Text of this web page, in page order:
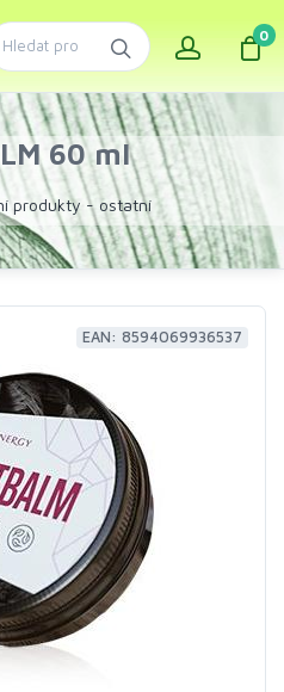
0
60 ml
produkty - ostatní
EAN: 8594069936537